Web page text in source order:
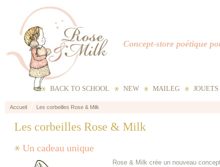
Concept-store poétique
BACK TO SCHOOL NEW MAILEG JOUETS
Accueil Les corbeilles Rose & Milk
Les corbeilles Rose & Milk
Un cadeau unique
Rose & Milk crée un nouveau